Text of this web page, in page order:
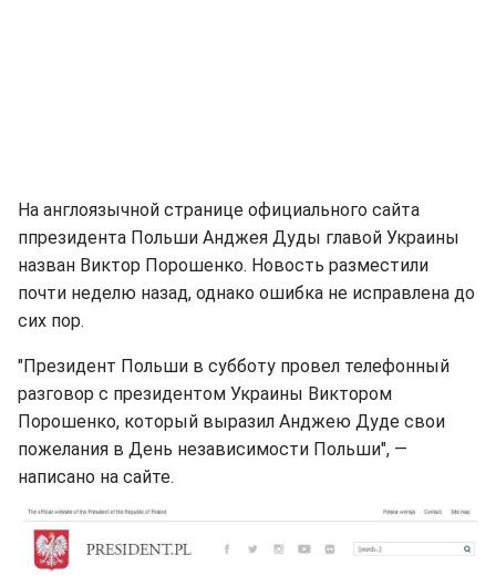
На англоязычной странице официального сайта
ппрезидента Польши Анджея Дуды главой Украины
назван Виктор Порошенко. Новость разместили
почти неделю назад, однако ошибка не исправлена до
сих пор.
"Президент Польши в субботу провел телефонный
разговор с президентом Украины Виктором
Порошенко, который выразил Анджею Дуде свои
пожелания в День независимости Польши", —
написано на сайте.